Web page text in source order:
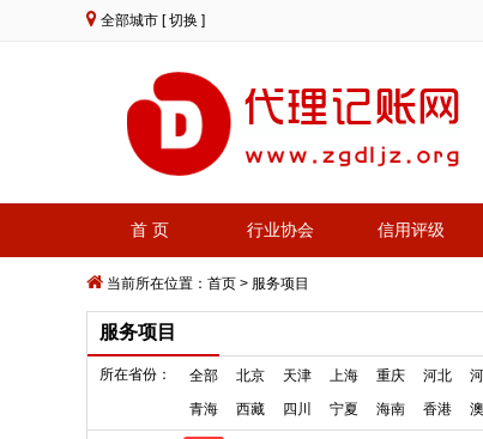
全部城市 [ 切换 ]
首 页 行业协会 信用评级
当前所在位置： 首页 > 服务项目
服务项目
所在省份： 全部 北京 天津 上海 重庆 河北
青海
西藏 四川 宁夏 海南 香港